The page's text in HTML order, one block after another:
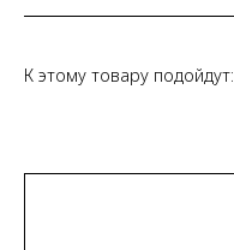
К этому товару подойдут: